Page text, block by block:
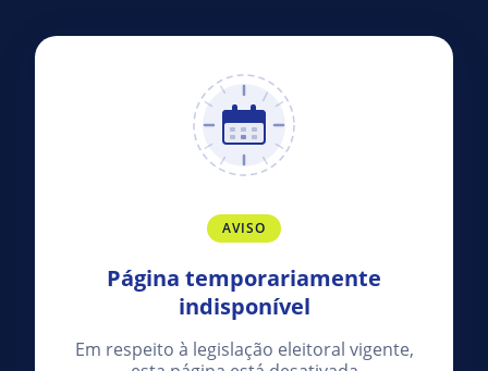
AVISO
Página temporariamente
indisponível
Em respeito à legislação eleitoral vigente,